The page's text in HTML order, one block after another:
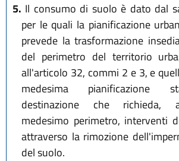
5. Il consumo di suolo è dato dal
per le quali la pianificazione
prevede la trasformazione
del perimetro del territorio
all'articolo 32, commi 2 e 3, e
medesima pianificazione
destinazione che richieda,
medesimo perimetro, interventi
attraverso la rimozione
del suolo.